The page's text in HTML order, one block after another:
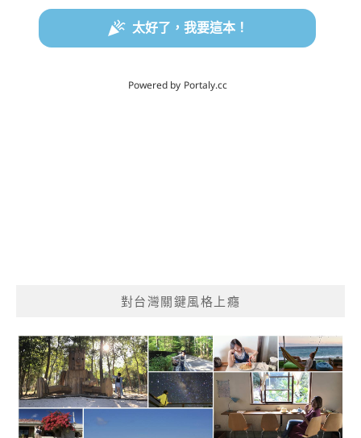
對台灣關鍵風格上癮